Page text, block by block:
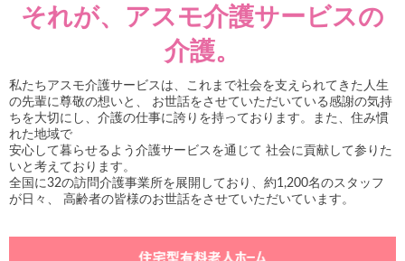
それが、アスモ介護サービスの
介護。
私たちアスモ介護サービスは、これまで社会を支えられてきた人生
の先輩に尊敬の想いと、 お世話をさせていただいている感謝の気持
ちを大切にし、介護の仕事に誇りを持っております。また、住み慣
れた地域で
安心して暮らせるよう介護サービスを通じて 社会に貢献して参りた
いと考えております。
全国に32の訪問介護事業所を展開しており、約1,200名のスタッフ
が日々、 高齢者の皆様のお世話をさせていただいています。